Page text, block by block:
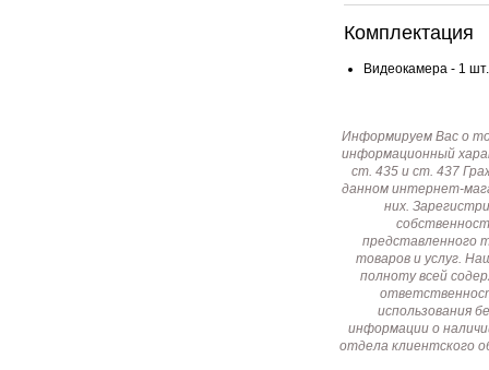
Комплектация
Видеокамера - 1 шт.
Информируем Вас о
информационный
ст. 435 и ст. 437
данном интернет-
них.
представленного
товаров и услуг.
полноту всей
использования
информации о
отдела клиентского